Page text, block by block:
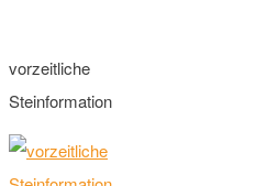
vorzeitliche
Steinformation